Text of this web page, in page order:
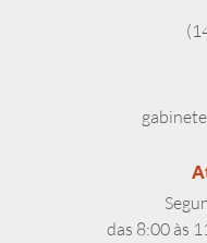
das 8:00 às